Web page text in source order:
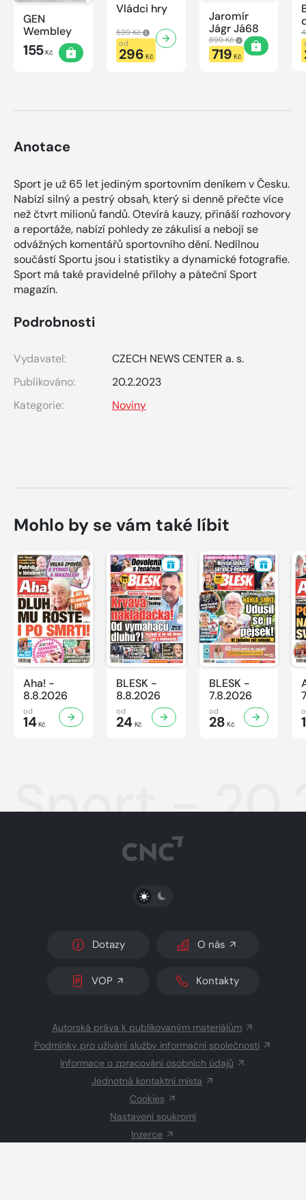
GEN
Wembley
155Kč
Vládci hry
599 Kč
od
296 Kč
Jaromír
Jágr Já68
899 Kč
719 Kč
Anotace
Sport je už 65 let jediným sportovním deníkem v Česku.
Nabízí silný a pestrý obsah, který si denně přečte více
než čtvrt milionů fandů. Otevírá kauzy, přináší rozhovory
a reportáže, nabízí pohledy ze zákulisí a nebojí se
odvážných komentářů sportovního dění. Nedílnou
součástí Sportu jsou i statistiky a dynamické fotografie.
Sport má také pravidelné přílohy a páteční Sport
magazín.
Podrobnosti
Vydavatel:
CZECH NEWS CENTER a. s.
Publikováno:
20.2.2023
Kategorie:
Noviny
Mohlo by se vám také líbit
Aha! -
8.8.2026
od
14Kč
BLESK -
8.8.2026
od
24Kč
BLESK -
7.8.2026
od
28 Kč
Sport -
PŘEPNOUT SVĚTLÝ/TMAVÝ REŽIM
Dotazy O nás
VOP Kontakty
Autorská práva k publikovaným materiálům
Podmínky pro užívání služby informační společnosti
Informace o zpracování osobních údajů
Jednotná kontaktní místa
Cookies
Nastavení soukromí
Inzerce